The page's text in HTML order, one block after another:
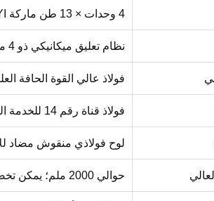
4 وحدات × 13 طن ماركة LUYI
نظام تعليق ميكانيكي ذو 4 محاور
فولاذ عالي القوة الحافة العلوية 14 مم، والشفة السفلية 16 مم، ولوحة
فولاذ قناة رقم 14 للخدمة الشاقة
لوح فولاذي منقوش مضاد
حوالي 2000 ملم؛ يمكن تخصيص ترتيب الارتفاع والفتح